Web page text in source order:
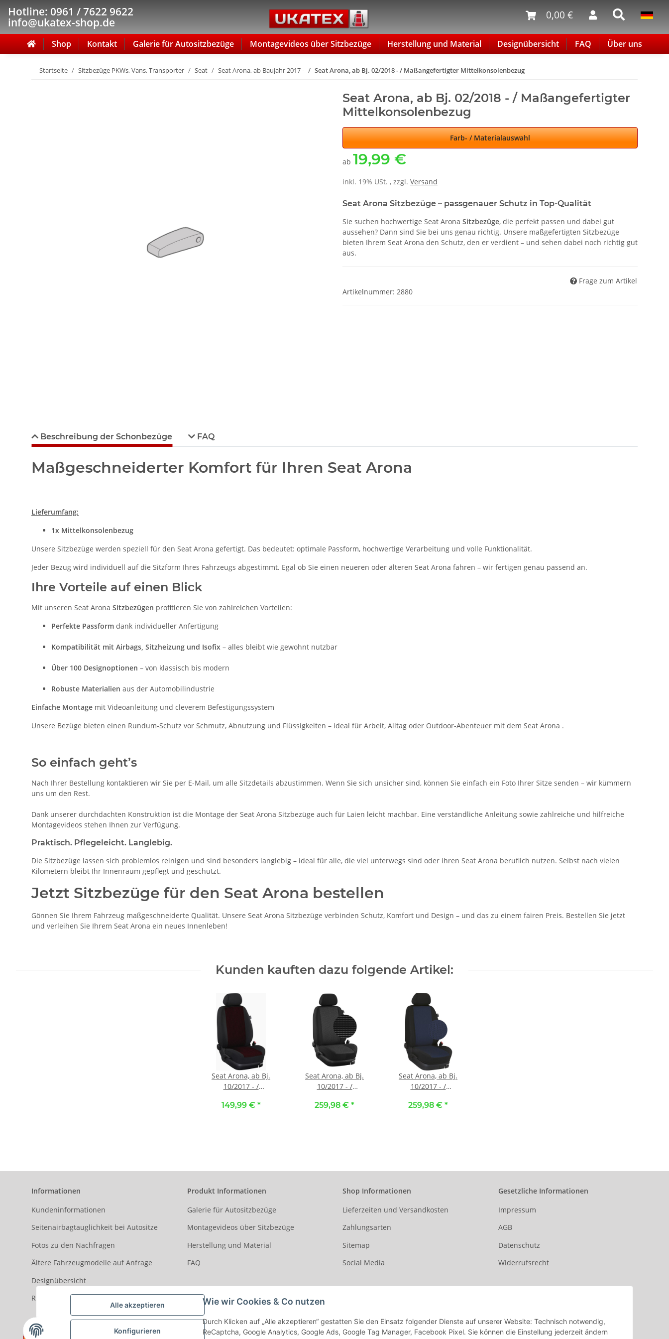
Alle akzeptieren
Konfigurieren
Wie wir Cookies & Co nutzen
Durch Klicken auf „Alle akzeptieren“ gestatten Sie den Einsatz folgender Dienste auf unserer Website: Technisch notwendig,
ReCaptcha, Google Analytics, Google Ads, Google Tag Manager, Facebook Pixel. Sie können die Einstellung jederzeit ändern
Hotline: 0961 / 7622 9622
info@ukatex-shop.de
0,00 €
Shop Kontakt Galerie für Autositzbezüge Montagevideos über Sitzbezüge Herstellung und Material Designübersicht FAQ Über uns
Startseite Sitzbezüge PKWs, Vans, Transporter Seat Seat Arona, ab Baujahr 2017 - Seat Arona, ab Bj. 02/2018 - / Maßangefertigter Mittelkonsolenbezug
Seat Arona, ab Bj. 02/2018 - / Maßangefertigter
Mittelkonsolenbezug
Farb- / Materialauswahl
ab 19,99 €
inkl. 19% USt. , zzgl. Versand
Seat Arona Sitzbezüge – passgenauer Schutz in Top-Qualität
Sie suchen hochwertige Seat Arona Sitzbezüge, die perfekt passen und dabei gut
aussehen? Dann sind Sie bei uns genau richtig. Unsere maßgefertigten Sitzbezüge
bieten Ihrem Seat Arona den Schutz, den er verdient – und sehen dabei noch richtig gut
aus.
Frage zum Artikel
Artikelnummer: 2880
Beschreibung der Schonbezüge FAQ
Maßgeschneiderter Komfort für Ihren Seat Arona
Lieferumfang:
1x Mittelkonsolenbezug
Unsere Sitzbezüge werden speziell für den Seat Arona gefertigt. Das bedeutet: optimale Passform, hochwertige Verarbeitung und volle Funktionalität.
Jeder Bezug wird individuell auf die Sitzform Ihres Fahrzeugs abgestimmt. Egal ob Sie einen neueren oder älteren Seat Arona fahren – wir fertigen genau passend an.
Ihre Vorteile auf einen Blick
Mit unseren Seat Arona Sitzbezügen profitieren Sie von zahlreichen Vorteilen:
Perfekte Passform dank individueller Anfertigung
Kompatibilität mit Airbags, Sitzheizung und Isofix – alles bleibt wie gewohnt nutzbar
Über 100 Designoptionen – von klassisch bis modern
Robuste Materialien aus der Automobilindustrie
Einfache Montage mit Videoanleitung und cleverem Befestigungssystem
Unsere Bezüge bieten einen Rundum-Schutz vor Schmutz, Abnutzung und Flüssigkeiten – ideal für Arbeit, Alltag oder Outdoor-Abenteuer mit dem Seat Arona .
So einfach geht’s
Nach Ihrer Bestellung kontaktieren wir Sie per E-Mail, um alle Sitzdetails abzustimmen. Wenn Sie sich unsicher sind, können Sie einfach ein Foto Ihrer Sitze senden – wir kümmern
uns um den Rest.
Dank unserer durchdachten Konstruktion ist die Montage der Seat Arona Sitzbezüge auch für Laien leicht machbar. Eine verständliche Anleitung sowie zahlreiche und hilfreiche
Montagevideos stehen Ihnen zur Verfügung.
Praktisch. Pflegeleicht. Langlebig.
Die Sitzbezüge lassen sich problemlos reinigen und sind besonders langlebig – ideal für alle, die viel unterwegs sind oder ihren Seat Arona beruflich nutzen. Selbst nach vielen
Kilometern bleibt Ihr Innenraum gepflegt und geschützt.
Jetzt Sitzbezüge für den Seat Arona bestellen
Gönnen Sie Ihrem Fahrzeug maßgeschneiderte Qualität. Unsere Seat Arona Sitzbezüge verbinden Schutz, Komfort und Design – und das zu einem fairen Preis. Bestellen Sie jetzt
und verleihen Sie Ihrem Seat Arona ein neues Innenleben!
Kunden kauften dazu folgende Artikel:
Seat Arona, ab Bj.
10/2017 - /
Vordersitzbezüge ::
149,99 € *
Seat Arona, ab Bj.
10/2017 - /
Komplettsetangebot ::
259,98 € *
Seat Arona, ab Bj.
10/2017 - /
Komplettsetangebot ::
259,98 € *
Informationen
Kundeninformationen
Seitenairbagtauglichkeit bei Autositze
Fotos zu den Nachfragen
Ältere Fahrzeugmodelle auf Anfrage
Designübersicht
Rezensionen
Produkt Informationen
Galerie für Autositzbezüge
Montagevideos über Sitzbezüge
Herstellung und Material
FAQ
Shop Informationen
Lieferzeiten und Versandkosten
Zahlungsarten
Sitemap
Social Media
Gesetzliche Informationen
Impressum
AGB
Datenschutz
Widerrufsrecht